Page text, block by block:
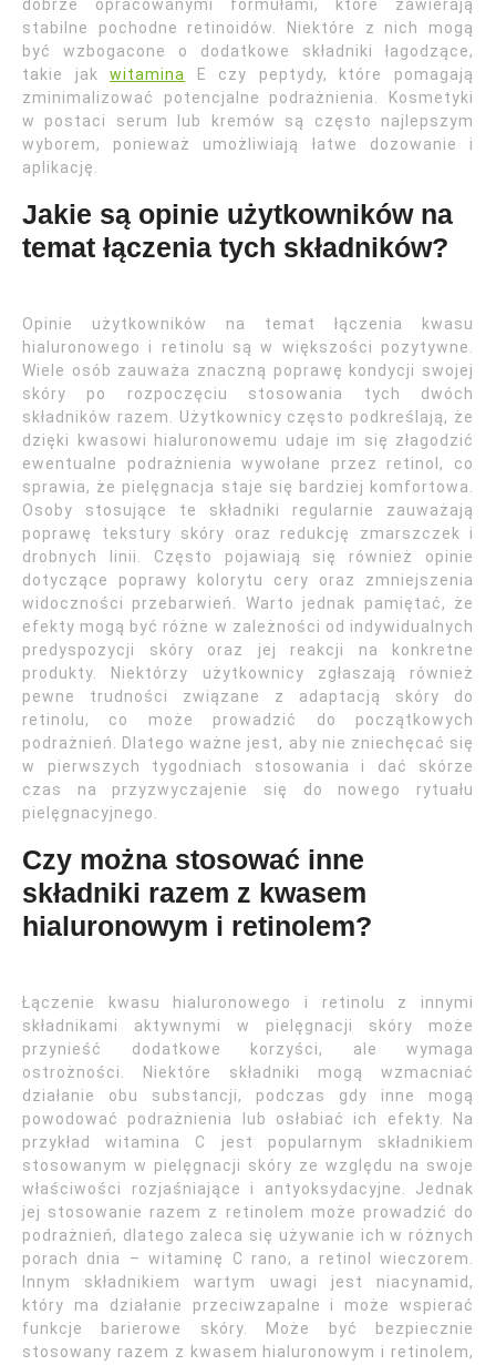
dobrze opracowanymi formułami, które zawierają
stabilne pochodne retinoidów. Niektóre z nich mogą
być wzbogacone o dodatkowe składniki łagodzące,
takie jakwitamina
E czy peptydy, które pomagają
zminimalizować potencjalne podrażnienia. Kosmetyki
w postaci serum lub kremów są często najlepszym
wyborem, ponieważ umożliwiają łatwe dozowanie i
aplikację.
Jakie są opinie użytkowników na
temat łączenia tych składników?
Opinie użytkowników na temat łączenia kwasu
hialuronowego i retinolu są w większości pozytywne.
Wiele osób zauważa znaczną poprawę kondycji swojej
skóry po rozpoczęciu stosowania tych dwóch
składników razem. Użytkownicy często podkreślają, że
dzięki kwasowi hialuronowemu udaje im się złagodzić
ewentualne podrażnienia wywołane przez retinol, co
sprawia, że pielęgnacja staje się bardziej komfortowa.
Osoby stosujące te składniki regularnie zauważają
poprawę tekstury skóry oraz redukcję zmarszczek i
drobnych linii. Często pojawiają się również opinie
dotyczące poprawy kolorytu cery oraz zmniejszenia
widoczności przebarwień. Warto jednak pamiętać, że
efekty mogą być różne w zależności od indywidualnych
predyspozycji skóry oraz jej reakcji na konkretne
produkty. Niektórzy użytkownicy zgłaszają również
pewne trudności związane z adaptacją skóry do
retinolu, co może prowadzić do początkowych
podrażnień. Dlatego ważne jest, aby nie zniechęcać się
w pierwszych tygodniach stosowania i dać skórze
czas na przyzwyczajenie się do nowego rytuału
pielęgnacyjnego.
Czy można stosować inne
składniki razem z kwasem
hialuronowym i retinolem?
Łączenie kwasu hialuronowego i retinolu z innymi
składnikami aktywnymi w pielęgnacji skóry może
przynieść dodatkowe korzyści, ale wymaga
ostrożności. Niektóre składniki mogą wzmacniać
działanie obu substancji, podczas gdy inne mogą
powodować podrażnienia lub osłabiać ich efekty. Na
przykład witamina C jest popularnym składnikiem
stosowanym w pielęgnacji skóry ze względu na swoje
właściwości rozjaśniające i antyoksydacyjne. Jednak
jej stosowanie razem z retinolem może prowadzić do
podrażnień, dlatego zaleca się używanie ich w różnych
porach dnia – witaminę C rano, a retinol wieczorem.
Innym składnikiem wartym uwagi jest niacynamid,
który ma działanie przeciwzapalne i może wspierać
funkcje barierowe skóry. Może być bezpiecznie
stosowany razem z kwasem hialuronowym i retinolem,